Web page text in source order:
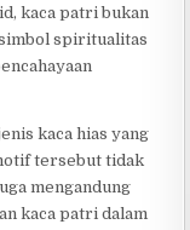
kaca patri bukan
spiritualitas
kaca hias yang
tersebut tidak
mengandung
kaca patri dalam